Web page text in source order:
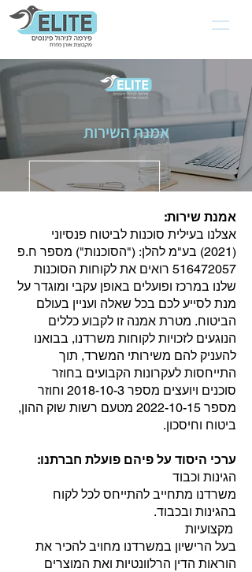
אמנת השירות
אמנת שירות:
אצלנו בעילית סוכנות לביטוח פנסיוני
(2021) בע"מ להלן: ("הסוכנות") מספר ח.פ
516472057 רואים את לקוחות הסוכנות
שלנו במרכז ופועלים באופן עקבי ומוגדר על
מנת לסייע לכם בכל שאלה ועניין בעולם
הביטוח. מטרת אמנה זו לקבוע כללים
הנוגעים לזכויות לקוחות משרדנו, בבואנו
להעניק להם משירותי המשרד, תוך
התייחסות לעקרונות הקבועים בחוזר
סוכנים ויועצים מספר 2018-10-3 וחוזר
מספר 2022-10-15 מטעם רשות שוק ההון,
ביטוח וחיסכון.
ערכי היסוד על פיהם פועלת חברתנו:
הגינות וכבוד
משרדנו מתחייב להתייחס לכל לקוח
בהגינות ובכבוד.
מקצועיות
בעל הרישיון במשרדנו מחויב להכיר את
הוראות הדין הרלוונטיות ואת המוצרים